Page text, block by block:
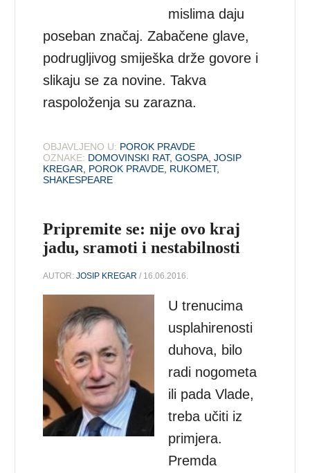
mislima daju
poseban značaj. Zabačene glave,
podrugljivog smiješka drže govore i
slikaju se za novine. Takva
raspoloženja su zarazna.
OBJAVLJENO U: POROK PRAVDE
OZNAKE: DOMOVINSKI RAT,GOSPA ,JOSIP
KREGAR
POROK PRAVDE RUKOMET,
SHAKESPEARE
Pripremite se: nije ovo kraj
jadu, sramoti i nestabilnosti
AUTOR:JOSIP KREGAR / 16.06.2016.
U trenucima
usplahirenosti
duhova, bilo
radi nogometa
ili pada Vlade,
treba učiti iz
primjera.
Premda